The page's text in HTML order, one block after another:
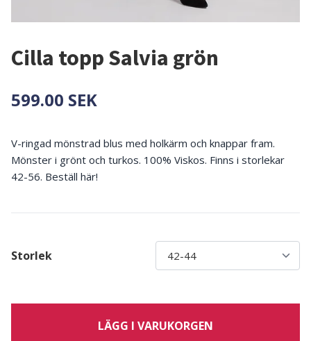
Cilla topp Salvia grön
599.00 SEK
V-ringad mönstrad blus med holkärm och knappar fram.
Mönster i grönt och turkos. 100% Viskos. Finns i storlekar
42-56. Beställ här!
Storlek
LÄGG I VARUKORGEN